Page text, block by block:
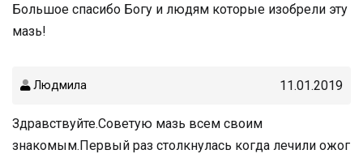
Большое спасибо Богу и людям которые изобрели эту
мазь!
Людмила 11.01.2019
Здравствуйте.Советую мазь всем своим
знакомым.Первый раз столкнулась когда лечили ожог